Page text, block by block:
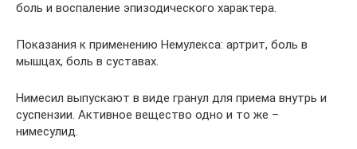
боль и воспаление эпизодического характера.
Показания к применению Немулекса: артрит, боль в
мышцах, боль в суставах.
Нимесил выпускают в виде гранул для приема внутрь и
суспензии. Активное вещество одно и то же –
нимесулид.